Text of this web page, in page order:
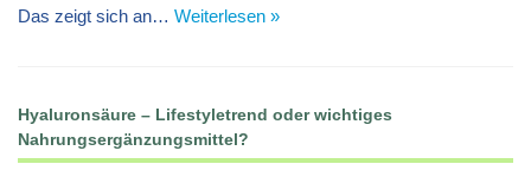
Das zeigt sich an… Weiterlesen »
Hyaluronsäure – Lifestyletrend oder wichtiges
Nahrungsergänzungsmittel?